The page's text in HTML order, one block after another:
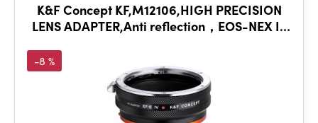
K&F Concept KF,M12106,HIGH PRECISION
LENS ADAPTER,Anti reflection，EOS-NEX IV
-8 %